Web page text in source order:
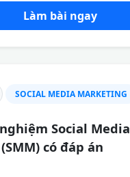
Làm bài ngay
SOCIAL MEDIA MARKETING
Social Media
có đáp án